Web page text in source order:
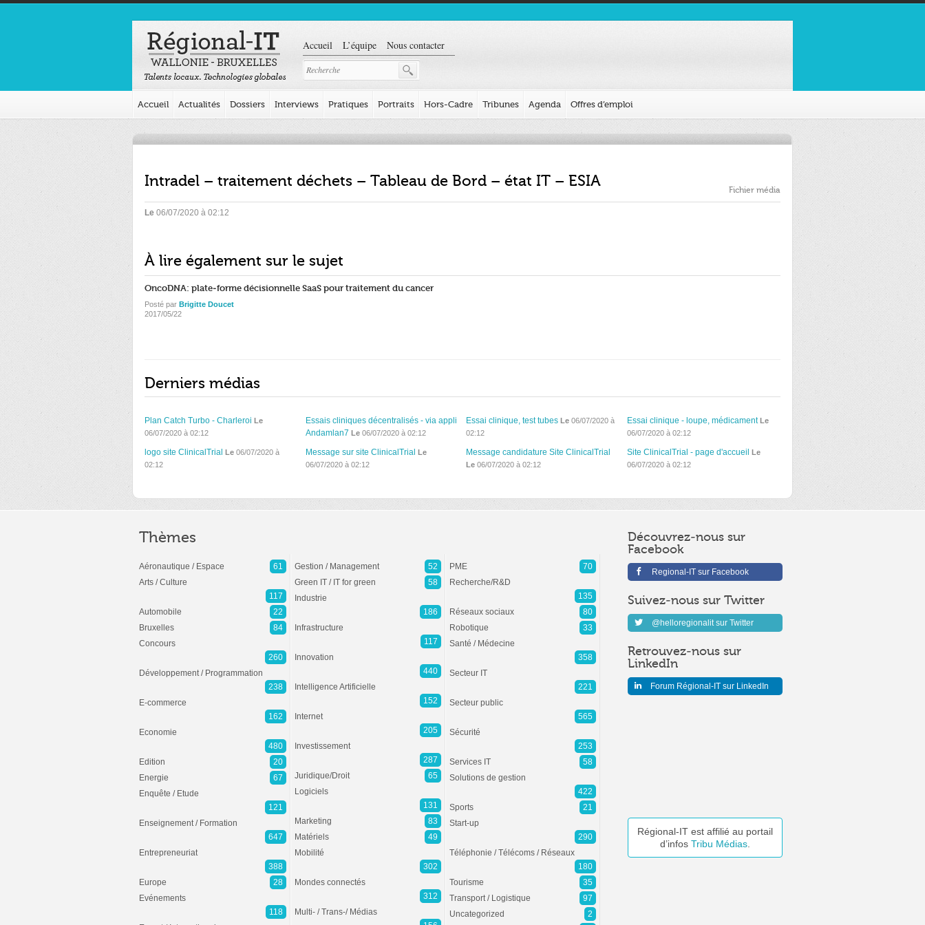
Accueil L’équipe Nous contacter
Accueil Actualités Dossiers Interviews Pratiques Portraits Hors-Cadre Tribunes Agenda Offres d’emploi
Intradel – traitement déchets – Tableau de Bord – état IT – ESIA Fichier média
Le 06/07/2020 à 02:12
À lire également sur le sujet
OncoDNA: plate-forme décisionnelle SaaS pour traitement du cancer
Posté par Brigitte Doucet
2017/05/22
Derniers médias
Plan Catch Turbo - Charleroi Le
06/07/2020 à 02:12
Essais cliniques décentralisés - via appli
Andamlan7 Le06/07/2020 à 02:12
Essai clinique, test tubes Le 06/07/2020 à
02:12
Essai clinique - loupe, médicament Le
06/07/2020 à 02:12
logo site ClinicalTrial Le 06/07/2020 à
02:12
Message sur site ClinicalTrial Le
06/07/2020 à 02:12
Message candidature Site ClinicalTrial
Le 06/07/2020 à 02:12
Site ClinicalTrial - page d'accueil Le
06/07/2020 à 02:12
Découvrez-nous sur
Facebook
Regional-IT sur Facebook
Suivez-nous sur Twitter
@helloregionalit sur Twitter
Retrouvez-nous sur
LinkedIn
Forum Régional-IT sur LinkedIn
Régional-IT est affilié au portail
d’infos Tribu Médias
Thèmes
Aéronautique / Espace
61
Arts / Culture
117
Automobile
22
Bruxelles
84
Concours
260
Développement / Programmation
238
E-commerce
162
Economie
480
Edition
20
Energie
67
Enquête / Etude
121
Enseignement / Formation
647
Entrepreneuriat
388
Europe
28
Evénements
118
Gestion / Management
52
Green IT / IT for green
58
Industrie
186
Infrastructure
117
Innovation
440
Intelligence Artificielle
152
Internet
205
Investissement
287
Juridique/Droit
65
Logiciels
131
Marketing
83
Matériels
49
Mobilité
302
Mondes connectés
312
Multi- / Trans-/ Médias
PME
70
Recherche/R&D
135
Réseaux sociaux
80
Robotique
33
Santé / Médecine
358
Secteur IT
221
Secteur public
565
Sécurité
253
Services IT
58
Solutions de gestion
422
Sports
21
Start-up
290
Téléphonie / Télécoms / Réseaux
180
Tourisme
35
Transport / Logistique
97
Uncategorized
2